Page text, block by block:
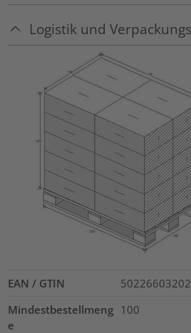
Logistik und
EAN / GTIN
Mindestbestellmeng
e
100